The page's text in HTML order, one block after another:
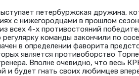
петербуржская дружина,
с нижегородцами в прошлом
всех 4-х противостояний
команды закончили по
в определении фаворита
является противоборство
Вполне очевидно, что весь
будет гнать своих любимцев